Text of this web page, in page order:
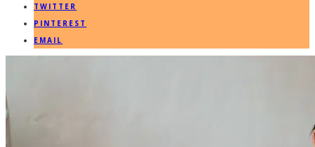
TWITTER
PINTEREST
EMAIL